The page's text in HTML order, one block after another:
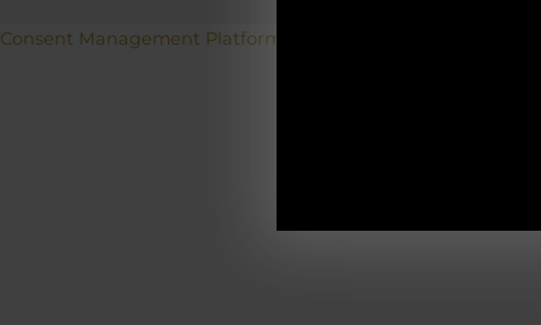
Consent Management Platform von Real Cookie Banner